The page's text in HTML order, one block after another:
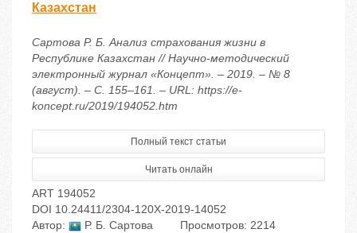
Казахстан
Сартова Р. Б. Анализ страхования жизни в
Республике Казахстан // Научно-методический
электронный журнал «Концепт». – 2019. – № 8
(август). – С. 155–161. – URL: https://e-
koncept.ru/2019/194052.htm
Полный текст статьи
Читать онлайн
ART 194052
DOI 10.24411/2304-120X-2019-14052
Автор:
Р. Б. Сартова Просмотров: 2214